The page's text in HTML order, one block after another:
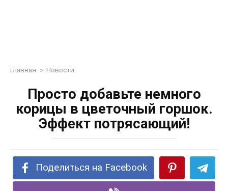
Главная » Новости
Просто добавьте немного
корицы в цветочный горшок.
Эффект потрясающий!
Поделиться на Facebook